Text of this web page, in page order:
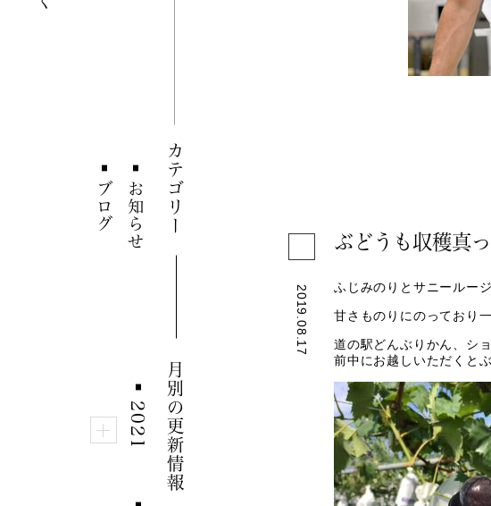
カテゴリー
お知らせ
ブログ
月別の更新情報
■
2021
2019.08.17
ぶどうも収穫真
ふじみのりとサニールー
甘さものりにのっており
道の駅どんぶりかん、シ
前中にお越しいただくと